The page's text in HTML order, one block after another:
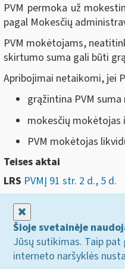
PVM permoka už
pagal Mokesčių
PVM mokėtojams,
skirtumo suma gali būti
Apribojimai netaikomi, jei
grąžintina PVM
mokesčių mokėtojas
PVM mokėtojas
Teises aktai
LRS PVMĮ 91 str. 2 d., 5 d.
Šioje svetainėje
Jūsų sutikimas. Taip
interneto naršyklės